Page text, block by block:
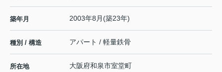
築年月 2003年8月(築23年)
種別 / 構造 アパート / 軽量鉄骨
所在地 大阪府和泉市室堂町